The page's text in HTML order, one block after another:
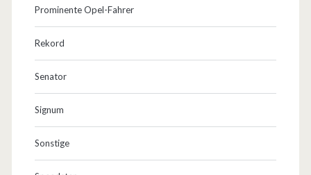
Prominente Opel-Fahrer
Rekord
Senator
Signum
Sonstige